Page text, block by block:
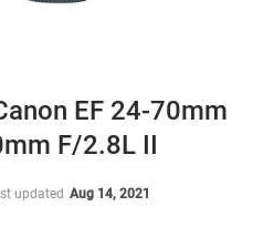
EF 24-70mm
F/2.8L II
updated Aug 14, 2021